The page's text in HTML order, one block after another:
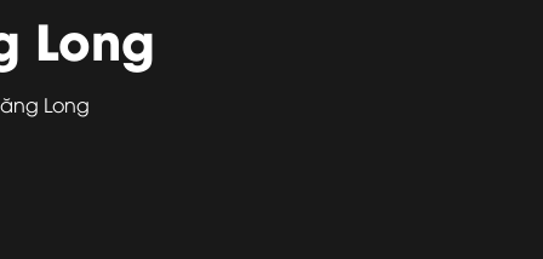
Long
Long